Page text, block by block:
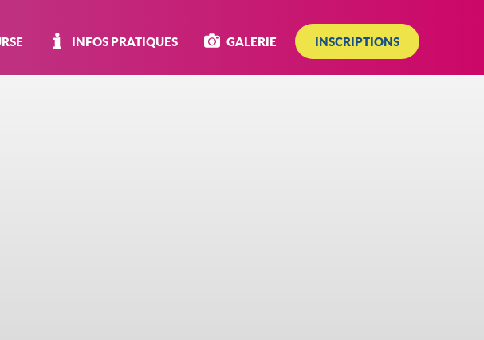
INFOS PRATIQUES GALERIE INSCRIPTIONS